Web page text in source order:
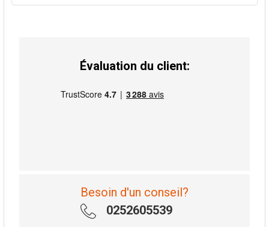
Évaluation du client:
Besoin d'un conseil?
0252605539